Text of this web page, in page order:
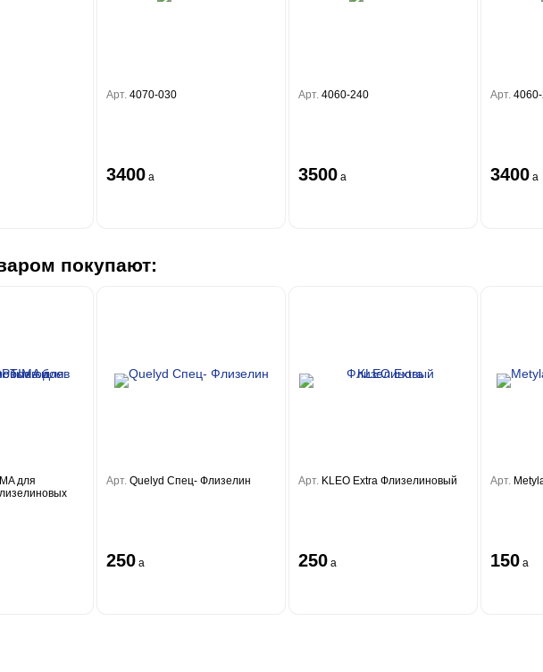
Арт. 4070-030
3400 a
Арт. 4060-240
3500 a
Арт.
3400 a
покупают:
для
Арт. Quelyd Спец- Флизелин
250 a
Арт. KLEO Extra Флизелиновый
250 a
Арт.
150 a